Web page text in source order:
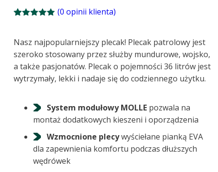
na
podstawie
ocen
klientów
(0 opinii klienta)
Nasz najpopularniejszy plecak! Plecak patrolowy jest
szeroko stosowany przez służby mundurowe, wojsko,
a także pasjonatów. Plecak o pojemności 36 litrów jest
wytrzymały, lekki i nadaje się do codziennego użytku.
System modułowy MOLLE pozwala na
montaż dodatkowych kieszeni i oporządzenia
Wzmocnione plecywyściełane pianką EVA
dla zapewnienia komfortu podczas dłuższych
wędrówek